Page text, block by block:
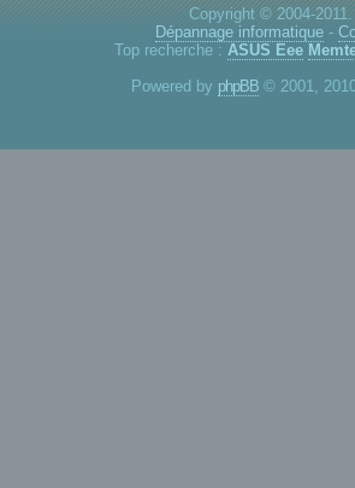
Copyright © 2004-
Dépannage informatique -
Top recherche : ASUS Eee
Powered by phpBB © 2001,